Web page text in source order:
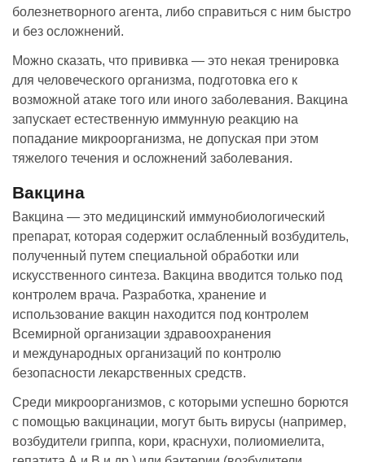
болезнетворного агента, либо справиться с ним быстро
и без осложнений.
Можно сказать, что прививка — это некая тренировка
для человеческого организма, подготовка его к
возможной атаке того или иного заболевания. Вакцина
запускает естественную иммунную реакцию на
попадание микроорганизма, не допуская при этом
тяжелого течения и осложнений заболевания.
Вакцина
Вакцина — это медицинский иммунобиологический
препарат, которая содержит ослабленный возбудитель,
полученный путем специальной обработки или
искусственного синтеза. Вакцина вводится только под
контролем врача. Разработка, хранение и
использование вакцин находится под контролем
Всемирной организации здравоохранения
и международных организаций по контролю
безопасности лекарственных средств.
Среди микроорганизмов, с которыми успешно борются
с помощью вакцинации, могут быть вирусы (например,
возбудители гриппа, кори, краснухи, полиомиелита,